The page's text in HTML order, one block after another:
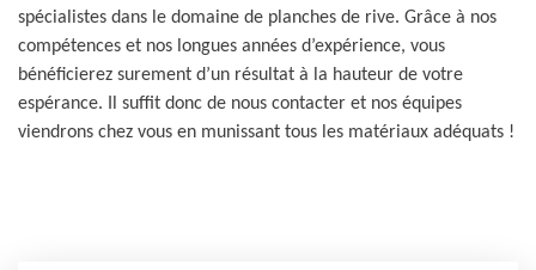
spécialistes dans le domaine de planches de rive. Grâce à nos
compétences et nos longues années d’expérience, vous
bénéficierez surement d’un résultat à la hauteur de votre
espérance. Il suffit donc de nous contacter et nos équipes
viendrons chez vous en munissant tous les matériaux adéquats !